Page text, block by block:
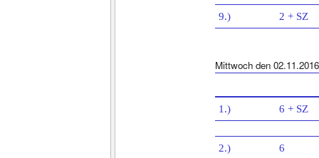
9.) 2 + SZ
Mittwoch den 02.11.2016
1.) 6 + SZ
2.) 6